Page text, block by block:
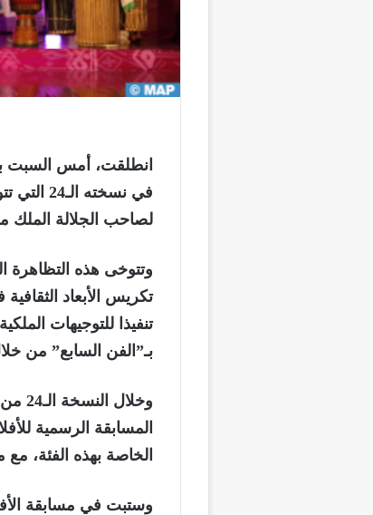
انطلقت، أمس السبت
لصاحب الجلالة
وتتوخى هذه التظاهرة
تكريس الأبعاد
تنفيذا للتوجيهات
بـ”الفن السابع” من
الخاصة بهذه الفئة، مع
وستبت في مسابقة